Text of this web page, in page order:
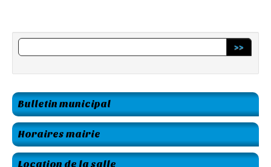
>>
Bulletin municipal
Horaires mairie
Location de la salle